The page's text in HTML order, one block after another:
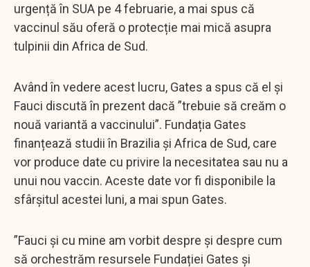
urgență în SUA pe 4 februarie, a mai spus că
vaccinul său oferă o protecție mai mică asupra
tulpinii din Africa de Sud.
Având în vedere acest lucru, Gates a spus că el și
Fauci discută în prezent dacă ”trebuie să creăm o
nouă variantă a vaccinului”. Fundația Gates
finanțează studii în Brazilia și Africa de Sud, care
vor produce date cu privire la necesitatea sau nu a
unui nou vaccin. Aceste date vor fi disponibile la
sfârșitul acestei luni, a mai spun Gates.
”Fauci și cu mine am vorbit despre și despre cum
să orchestrăm resursele Fundației Gates și